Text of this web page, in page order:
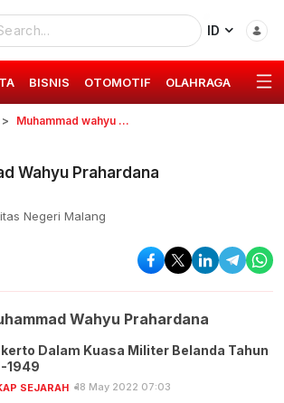
ID
BISNIS OTOMOTIF OLAHRAGA GAYA
Muhammad wahyu prahardana
Wahyu Prahardana
Negeri Malang
Wahyu Prahardana
Dalam Kuasa Militer Belanda Tahun
1949
SEJARAH 18 May 2022 07:03